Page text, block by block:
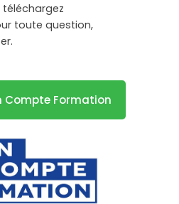
toute question,
Compte Formation